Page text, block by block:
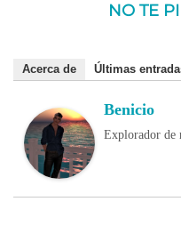
NO TE
Acerca de Últimas
Benicio
Explorador de